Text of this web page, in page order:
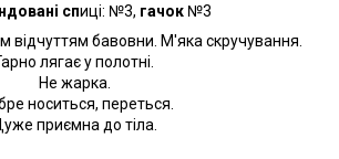
спиці: №3, гачок №3
відчуттям бавовни. М'яка скручування.
лягає у полотні.
Не жарка.
носиться, переться.
приємна до тіла.